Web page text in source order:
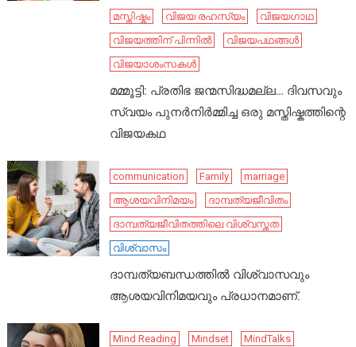
മസ്തിഷ്കം
വിജയ രഹസ്യം
വിജയഗാഥ
വിജയത്തിന് പിന്നിൽ
വിജയപഥങ്ങൾ
വിജയാശംസകൾ
മമ്മൂട്ടി: പ്രതിഭ ജന്മസിദ്ധമല്ല… ദിവസവും
സ്വയം പുനർനിർമ്മിച്ച ഒരു മസ്തിഷ്കത്തിന്റെ
വിജയകഥ
communication Family
marriage
ആശയവിനിമയം
ദാമ്പത്യജീവിതം
ദാമ്പത്യജീവിതത്തിലെ വിശ്വസ്തത
വിശ്വാസം
ദാമ്പത്യബന്ധത്തിൽ വിശ്വാസവും
ആശയവിനിമയവും പ്രധാനമാണ്.
Mind Reading Mindset
MindTalks